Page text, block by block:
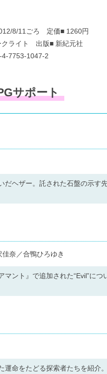
8/11ごろ 定価■ 1260円
クライト 出版■ 新紀元社
4-7753-1047-2
サポート
ヘザー。託された石盤の示す
奈／合鴨ひろゆき
ント』で追加された“Evil”に
命をたどる探索者たちを紹介